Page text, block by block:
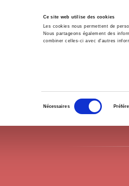
Ce site web utilise des cookies
Les cookies nous permettent de
Nous partageons également des
combiner celles-ci avec d'autres
consentement
Nécessaires